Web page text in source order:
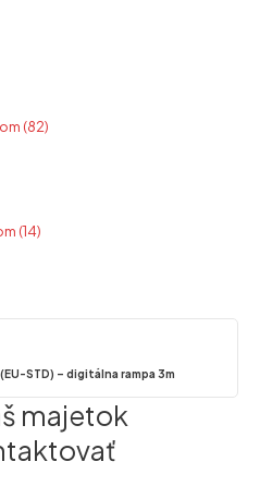
(82)
(14)
STD) – digitálna rampa 3m
majetok